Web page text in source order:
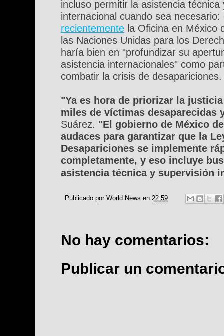
incluso permitir la asistencia técnica
internacional cuando sea
recientemente la Oficina en México
las Naciones Unidas para los
haría bien en "profundizar su
asistencia internacionales" como
combatir la crisis de desapariciones.
"Ya es hora de priorizar la
miles de víctimas desaparecidas
Suárez. "El gobierno de México
audaces para garantizar que la
Desapariciones se implemente
completamente, y eso incluye
asistencia técnica y supervisión
Publicado por World News en 22:59
No hay comentarios:
Publicar un